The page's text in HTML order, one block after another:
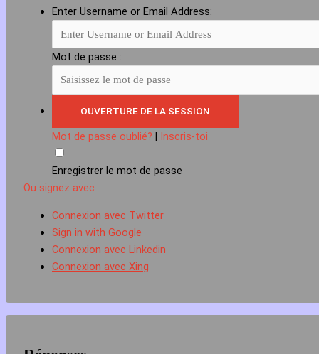
Enter Username or Email Address:
Mot de passe :
Mot de passe oublié? Inscris-toi
Enregistrer le mot de passe
Ou signez avec
Connexion avec Twitter
Sign in with Google
Connexion avec Linkedin
Connexion avec Xing